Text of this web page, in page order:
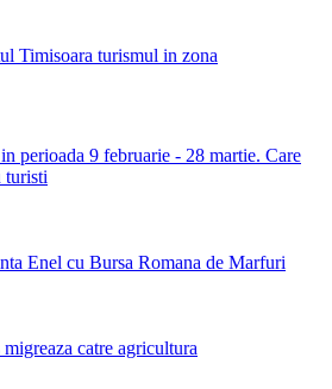
Timisoara turismul in zona
perioada 9 februarie - 28 martie. Care
turisti
Enel cu Bursa Romana de Marfuri
catre agricultura